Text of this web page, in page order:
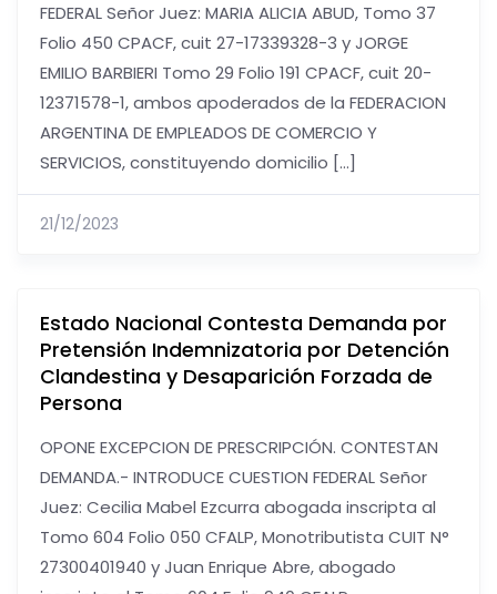
FEDERAL Señor Juez: MARIA ALICIA ABUD, Tomo 37
Folio 450 CPACF, cuit 27-17339328-3 y JORGE
EMILIO BARBIERI Tomo 29 Folio 191 CPACF, cuit 20-
12371578-1, ambos apoderados de la FEDERACION
ARGENTINA DE EMPLEADOS DE COMERCIO Y
SERVICIOS, constituyendo domicilio […]
21/12/2023
Estado Nacional Contesta Demanda por
Pretensión Indemnizatoria por Detención
Clandestina y Desaparición Forzada de
Persona
OPONE EXCEPCION DE PRESCRIPCIÓN. CONTESTAN
DEMANDA.- INTRODUCE CUESTION FEDERAL Señor
Juez: Cecilia Mabel Ezcurra abogada inscripta al
Tomo 604 Folio 050 CFALP, Monotributista CUIT N°
27300401940 y Juan Enrique Abre, abogado